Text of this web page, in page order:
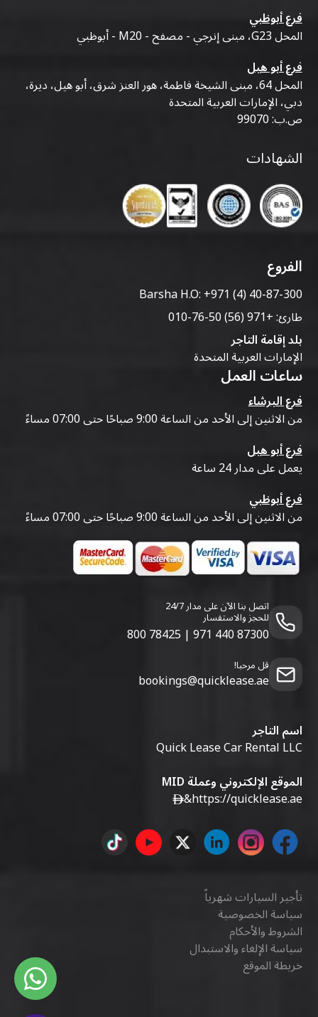
فرع أبوظبي
المحل G23، مبنى إنرجي - مصفح - M20 - أبوظبي
فرع أبو هيل
المحل 64، مبنى الشيخة فاطمة، هور العنز شرق، أبو هيل، ديرة،
دبي، الإمارات العربية المتحدة
ص.ب: 99070
الشهادات
الفروع
Barsha H.O:+971 (4) 40-87-300
طارئ:+971 (56) 50-76-010
بلد إقامة التاجر
الإمارات العربية المتحدة
ساعات العمل
فرع البرشاء
من الاثنين إلى الأحد من الساعة 9:00 صباحًا حتى 07:00 مساءً
فرع أبو هيل
يعمل على مدار 24 ساعة
فرع أبوظبي
من الاثنين إلى الأحد من الساعة 9:00 صباحًا حتى 07:00 مساءً
اتصل بنا الآن على مدار 24/7
للحجز والاستفسار
800 78425 | 971 440 87300
قل مرحبا!
bookings@quicklease.ae
اسم التاجر
Quick Lease Car Rental LLC
الموقع الإلكتروني وعملة MID
https://quicklease.ae
&
تأجير السيارات شهرياً
سياسة الخصوصية
الشروط والأحكام
سياسة الإلغاء والاستبدال
خريطة الموقع